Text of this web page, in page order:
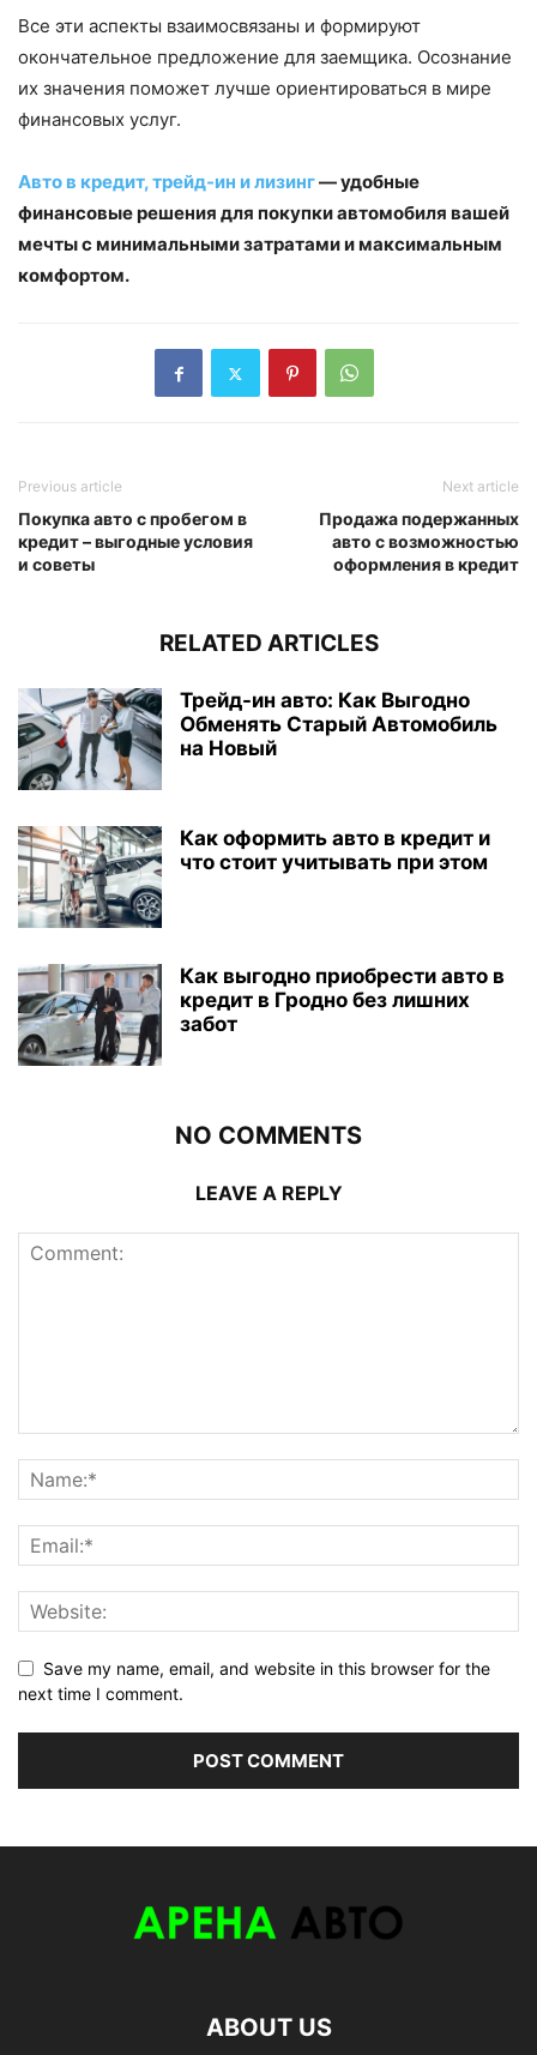
Все эти аспекты взаимосвязаны и формируют
окончательное предложение для заемщика. Осознание
их значения поможет лучше ориентироваться в мире
финансовых услуг.
Авто в кредит, трейд-ин и лизинг— удобные
финансовые решения для покупки автомобиля вашей
мечты с минимальными затратами и максимальным
комфортом.
Previous article
Покупка авто с пробегом в
кредит – выгодные условия
и советы
Next article
Продажа подержанных
авто с возможностью
оформления в кредит
RELATED ARTICLES
Трейд-ин авто: Как Выгодно
Обменять Старый Автомобиль
на Новый
Как оформить авто в кредит и
что стоит учитывать при этом
Как выгодно приобрести авто в
кредит в Гродно без лишних
забот
NO COMMENTS
LEAVE A REPLY
Save my name, email, and website in this browser for the
next time I comment.
ABOUT US